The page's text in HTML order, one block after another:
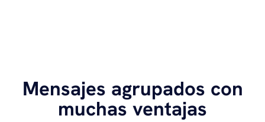
Mensajes agrupados con
muchas ventajas